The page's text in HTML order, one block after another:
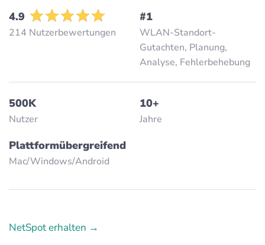
4.9
214 Nutzerbewertungen
#1
WLAN-Standort-
Gutachten, Planung,
Analyse, Fehlerbehebung
500K
Nutzer
10+
Jahre
Plattformübergreifend
Mac/Windows/Аndroid
NetSpot erhalten →